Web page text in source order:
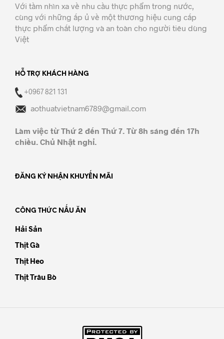
Với tầm nhìn xa về nhu cầu thực phẩm trong nước,
cùng với những ấp ủ về một thương hiệu cung cấp
thực phẩm chất lượng và an toàn cho người tiêu dùng
Việt
HỖ TRỢ KHÁCH HÀNG
+0967 821 131
aothuatvietnam6789@gmail.com
Làm việc từ Thứ 2 đến Thứ 7. Từ 8h sáng đến 17h
chiều. Chủ Nhật nghỉ.
ĐĂNG KÝ NHẬN KHUYẾN MÃI
CÔNG THỨC NẤU ĂN
Hải Sản
Thịt Gà
Thịt Heo
Thịt Trâu Bò